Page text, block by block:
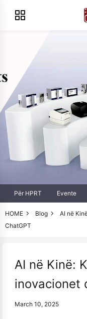
Për HPRT Evente
HOME Blog
AI në
ChatGPT
AI në Kinë:
inovacionet
March 10, 2025